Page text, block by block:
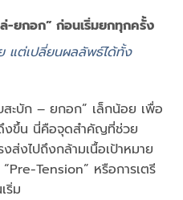
-ยกอก” ก่อนเริ่มยกทุกครั้ง
แต่เปลี่ยนผลลัพธ์ได้ทั้ง
สะบัก – ยกอก” เล็กน้อย เพื่อ
งขึ้น นี่คือจุดสำคัญที่ช่วย
ส่งไปถึงกล้ามเนื้อเป้าหมาย
Tension” หรือการเตรี
ริ่ม